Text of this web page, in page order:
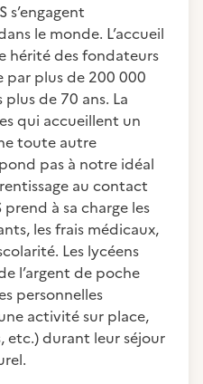
s’engagent
le monde. L’accueil
hérité des fondateurs
par plus de 200 000
de 70 ans. La
qui accueillent un
toute autre
pas à notre idéal
au contact
à sa charge les
les frais médicaux,
Les lycéens
l’argent de poche
personnelles
activité sur place,
etc.) durant leur séjour